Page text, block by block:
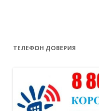
ТЕЛЕФОН ДОВЕРИЯ